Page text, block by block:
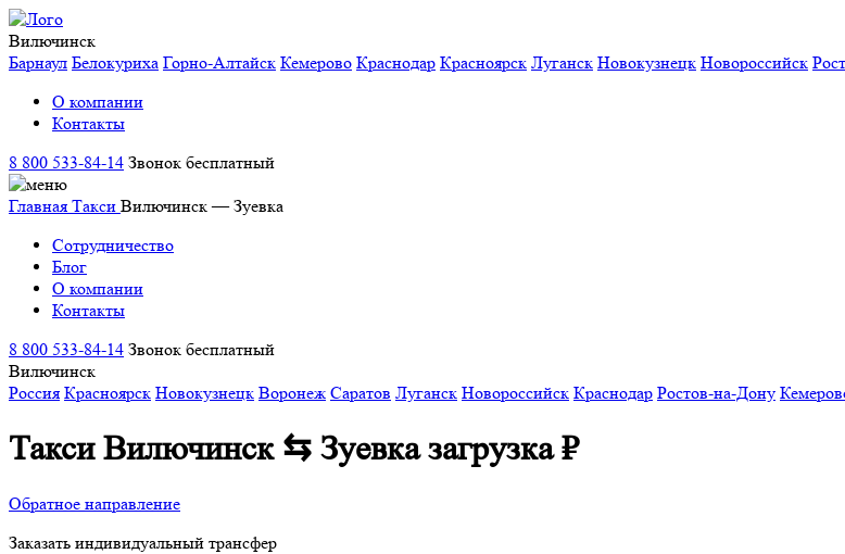
Вилючинск
Барнаул Белокуриха Горно-Алтайск Кемерово Краснодар Красноярск Луганск Новокузнецк Новороссийск
О компании
Контакты
8 800 533-84-14 Звонок бесплатный
Главная Такси Вилючинск — Зуевка
Сотрудничество
Блог
О компании
Контакты
8 800 533-84-14 Звонок бесплатный
Вилючинск
Россия Красноярск Новокузнецк Воронеж Саратов Луганск Новороссийск Краснодар Ростов-на-Дону
Такси Вилючинск ⇆ Зуевказагрузка₽
Обратное направление
Заказать индивидуальный трансфер